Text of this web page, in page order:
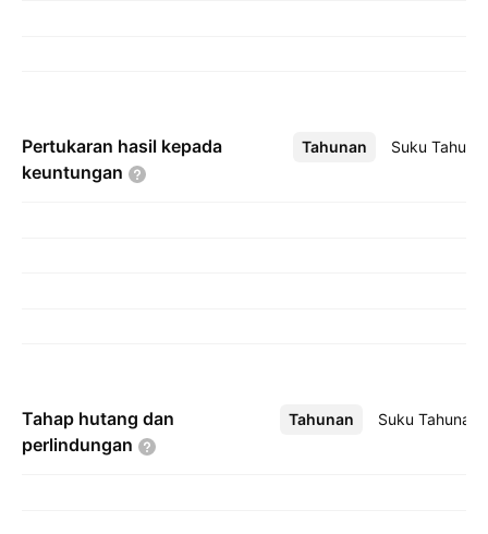
Pertukaran hasil kepada
keuntungan
Tahunan Suku
Lebih
Tahap hutang dan
perlindungan
Tahunan Suku Tahunan
Lebih